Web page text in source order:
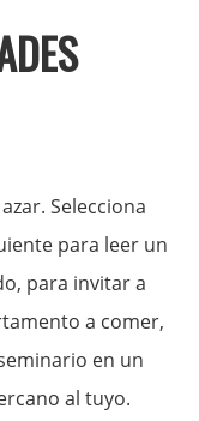
Selecciona
para leer un
para invitar a
a comer,
en un
al tuyo.